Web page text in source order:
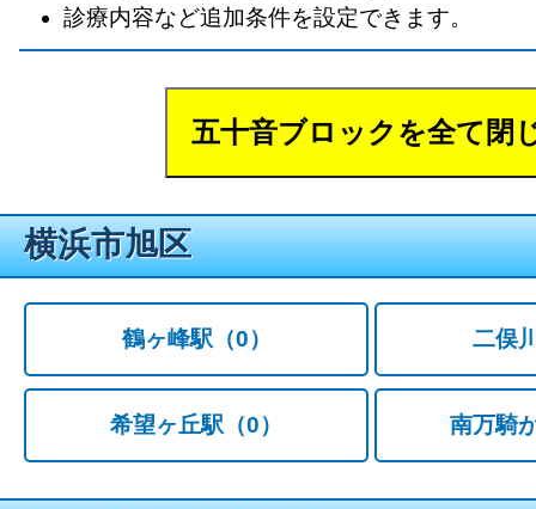
診療内容など追加条件を設定できます。
横浜市旭区
鶴ヶ峰駅 （0） 二俣
希望ヶ丘駅 （0） 南万騎